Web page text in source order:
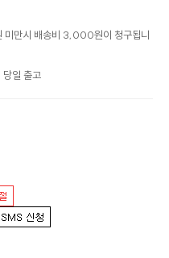
만시 배송비 3,000원이 청구됩니
당일 출고